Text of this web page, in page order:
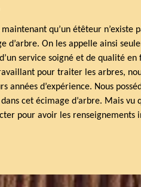
maintenant qu’un étêteur n’existe
d’arbre. On les appelle ainsi
service soigné et de qualité
pour traiter les arbres,
années d’expérience. Nous
dans cet écimage d’arbre. Mais
pour avoir les renseignements